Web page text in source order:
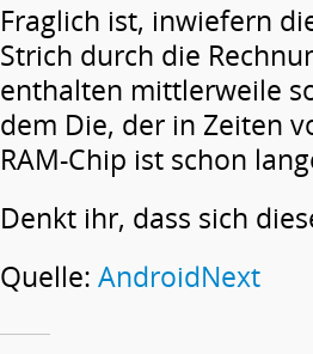
Fraglich ist, inwiefern
Strich durch die
enthalten mittlerweile
dem Die, der in Zeiten
RAM-Chip ist schon
Denkt ihr, dass sich
Quelle: AndroidNext